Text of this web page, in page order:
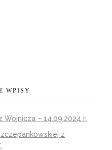
WPISY
– 14.09.2024 r.
z